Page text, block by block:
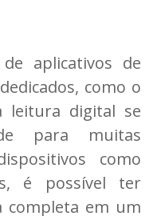
aplicativos de
como o
leitura digital se
para muitas
como
é possível ter
completa em um